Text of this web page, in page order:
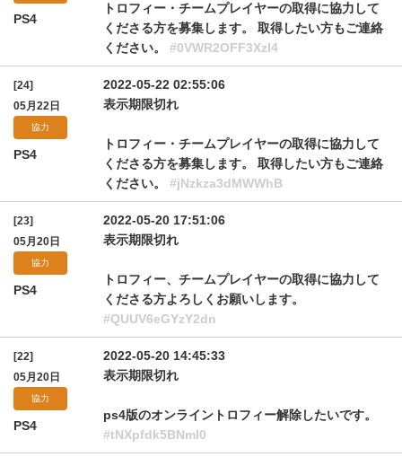
PS4
トロフィー・チームプレイヤーの取得に協力して
くださる方を募集します。 取得したい方もご連絡
ください。 #0VWR2OFF3XzI4
[24]
05月22日
協力
PS4
2022-05-22 02:55:06
表示期限切れ
トロフィー・チームプレイヤーの取得に協力して
くださる方を募集します。 取得したい方もご連絡
ください。 #jNzkza3dMWWhB
[23]
05月20日
協力
PS4
2022-05-20 17:51:06
表示期限切れ
トロフィー、チームプレイヤーの取得に協力して
くださる方よろしくお願いします。
#QUUV6eGYzY2dn
[22]
05月20日
協力
PS4
2022-05-20 14:45:33
表示期限切れ
ps4版のオンライントロフィー解除したいです。
#tNXpfdk5BNmI0